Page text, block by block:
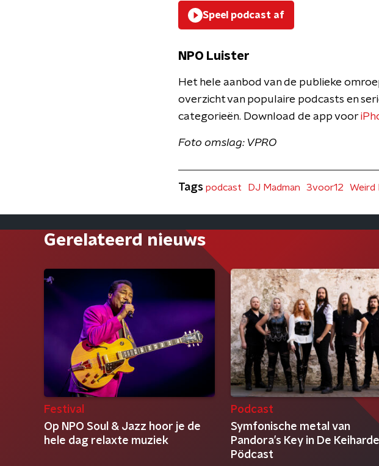
Speel podcast af
NPO Luister
Het hele aanbod van de publieke
overzicht van populaire podcasts en
categorieën. Download de app voor
Foto omslag: VPRO
Tags podcast DJ Madman 3voor12 Weird
Gerelateerd nieuws
Festival
Op NPO Soul & Jazz hoor je de
hele dag relaxte muziek
Podcast
Symfonische metal van
Pandora’s Key in De Keiharde
Pödcast